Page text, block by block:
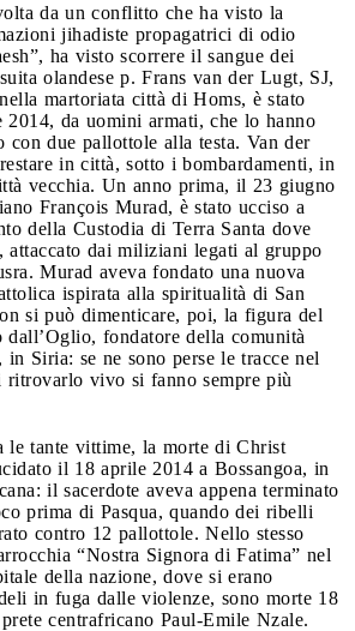
da un conflitto che ha visto la
jihadiste propagatrici di odio
ha visto scorrere il sangue dei
olandese p. Frans van der Lugt, SJ,
martoriata città di Homs, è stato
2014, da uomini armati, che lo hanno
con due pallottole alla testa. Van der
in città, sotto i bombardamenti, in
vecchia. Un anno prima, il 23 giugno
François Murad, è stato ucciso a
della Custodia di Terra Santa dove
attaccato dai miliziani legati al gruppo
Murad aveva fondato una nuova
ispirata alla spiritualità di San
si può dimenticare, poi, la figura del
dall’Oglio, fondatore della comunità
in Siria: se ne sono perse le tracce nel
ritrovarlo vivo si fanno sempre più
le tante vittime, la morte di Christ
il 18 aprile 2014 a Bossangoa, in
il sacerdote aveva appena terminato
prima di Pasqua, quando dei ribelli
contro 12 pallottole. Nello stesso
“Nostra Signora di Fatima” nel
della nazione, dove si erano
in fuga dalle violenze, sono morte 18
centrafricano Paul-Emile Nzale.